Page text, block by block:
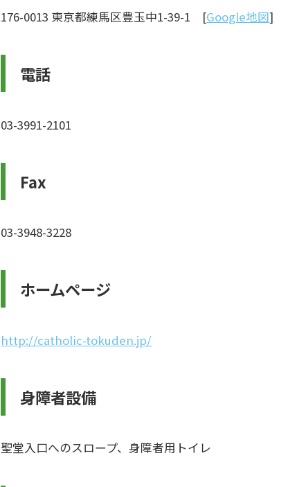
176-0013 東京都練馬区豊玉中1-39-1 [Google地図]
電話
03-3991-2101
Fax
03-3948-3228
ホームページ
http://catholic-tokuden.jp/
身障者設備
聖堂入口へのスロープ、身障者用トイレ